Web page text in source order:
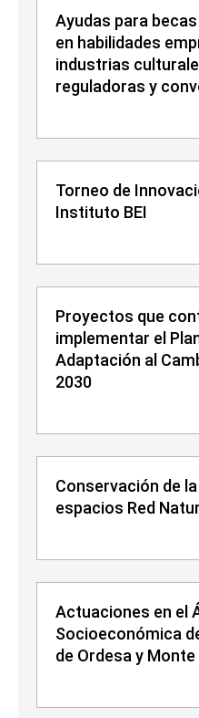
Ayudas para
en habilidades
industrias
reguladoras y
Torneo de
Instituto BEI
Proyectos que
implementar el
Adaptación al
2030
Conservación de
espacios Red
Actuaciones en el
Socioeconómica
de Ordesa y